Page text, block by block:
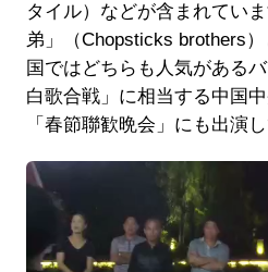
タイル）などが含まれてい
弟」（Chopsticks brothers
国ではどちらも人気がある
白歌合戦」に相当する中国
「春節聯歓晩会」にも出演し